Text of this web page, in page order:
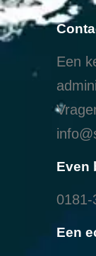
Een
Even
0181-
Een